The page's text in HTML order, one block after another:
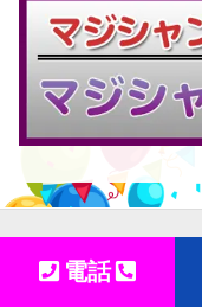
Copyright ©
電話